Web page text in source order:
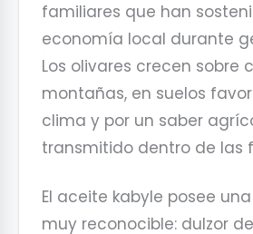
familiares que han
economía local durante
Los olivares crecen sobre
montañas, en suelos
clima y por un saber
transmitido dentro de las
El aceite kabyle posee
muy reconocible: dulzor